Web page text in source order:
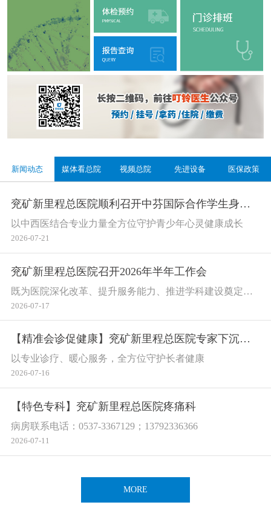
兖矿新里程总医院东院区公开招聘部分工作人员简章 [ 2024-03-05 ]
兖矿新里程总医院2023年重要经济活动公示
新闻动态 媒体看总院 视频总院 先进设备 医保政策
兖矿新里程总医院顺利召开中芬国际合作学生身心健康联合推进会
以中西医结合专业力量全方位守护青少年心灵健康成长
2026-07-21
兖矿新里程总医院召开2026年半年工作会
既为医院深化改革、提升服务能力、推进学科建设奠定坚实基础，也为高质量发展筑牢思想根基、汇聚奋进合力
2026-07-17
【精准会诊促健康】兖矿新里程总医院专家下沉鲁化分院会诊双足坏疽重症长者
以专业诊疗、暖心服务，全方位守护长者健康
2026-07-16
【特色专科】兖矿新里程总医院疼痛科
病房联系电话：0537-3367129；13792336366
2026-07-11
MORE